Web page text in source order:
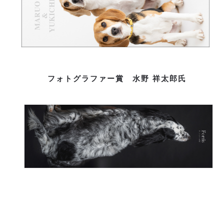
フォトグラファー賞 水野 祥太郎氏